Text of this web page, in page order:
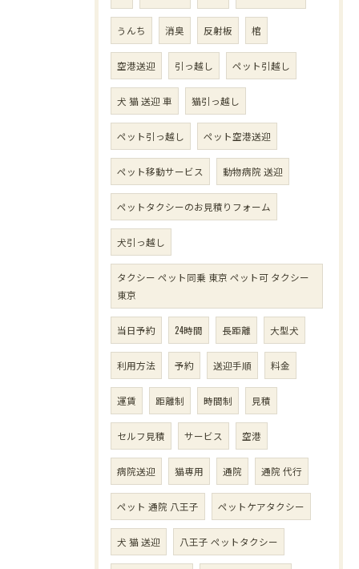
うんち 消臭 反射板 棺
空港送迎 引っ越し ペット引越し
犬 猫 送迎 車 猫引っ越し
ペット引っ越し ペット空港送迎
ペット移動サービス 動物病院 送迎
ペットタクシーのお見積りフォーム
犬引っ越し
タクシー ペット同乗 東京 ペット可 タクシー
東京
当日予約 24時間 長距離 大型犬
利用方法 予約 送迎手順 料金
運賃 距離制 時間制 見積
セルフ見積 サービス 空港
病院送迎 猫専用 通院 通院 代行
ペット 通院 八王子 ペットケアタクシー
犬 猫 送迎 八王子 ペットタクシー